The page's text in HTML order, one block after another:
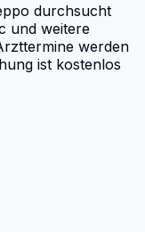
durchsucht
und weitere
werden
ist kostenlos